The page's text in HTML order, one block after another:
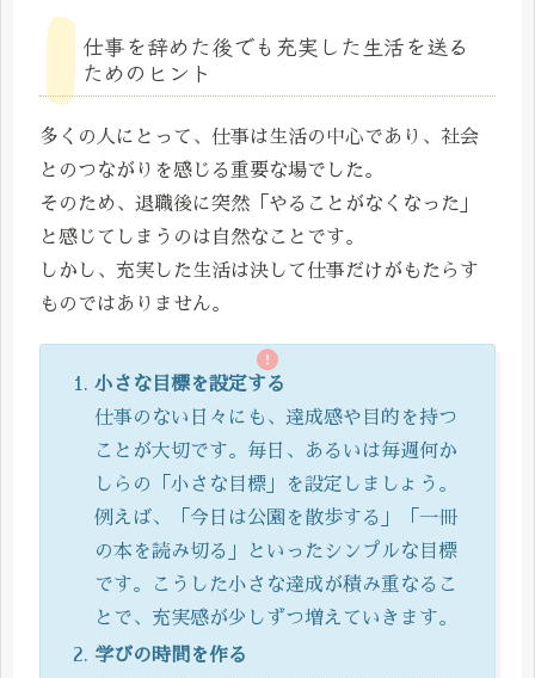
仕事を辞めた後でも充実した生活を送る
ためのヒント
多くの人にとって、仕事は生活の中心であり、社会
とのつながりを感じる重要な場でした。
そのため、退職後に突然「やることがなくなった」
と感じてしまうのは自然なことです。
しかし、充実した生活は決して仕事だけがもたらす
ものではありません。
小さな目標を設定する
仕事のない日々にも、達成感や目的を持つ
ことが大切です。毎日、あるいは毎週何か
しらの「小さな目標」を設定しましょう。
例えば、「今日は公園を散歩する」「一冊
の本を読み切る」といったシンプルな目標
です。こうした小さな達成が積み重なるこ
とで、充実感が少しずつ増えていきます。
学びの時間を作る